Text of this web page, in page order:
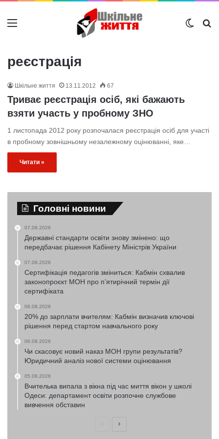
Меню
реєстрація
Шкільне життя 13.11.2012 67
Триває реєстрація осіб, які бажають
взяти участь у пробному ЗНО
1 листопада 2012 року розпочалася реєстрація осіб для участі
в пробному зовнішньому незалежному оцінюванні, яке…
Читати »
Головні новини
07.08.2026
Державні стандарти освіти знову змінено: що
передбачає рішення Кабінету Міністрів України
07.08.2026
Сертифікація педагогів зміниться: Кабмін схвалив
законопроєкт МОН про п’ятирічний термін дії
сертифіката
06.08.2026
20% до зарплати вчителям: Кабмін визначив ключові
рішення перед стартом навчального року
06.08.2026
Чи скасовує новий наказ МОН групи результатів?
Юридичний аналіз нової системи оцінювання
05.08.2026
Вчителька випала з вікна під час миття вікон у школі
Одеси: департамент освіти розпочне службове
вивчення обставин
ПопередняНаступна